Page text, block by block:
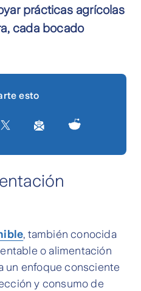
prácticas agrícolas
cada bocado
esto
, también conocida
o alimentación
un enfoque consciente
y consumo de